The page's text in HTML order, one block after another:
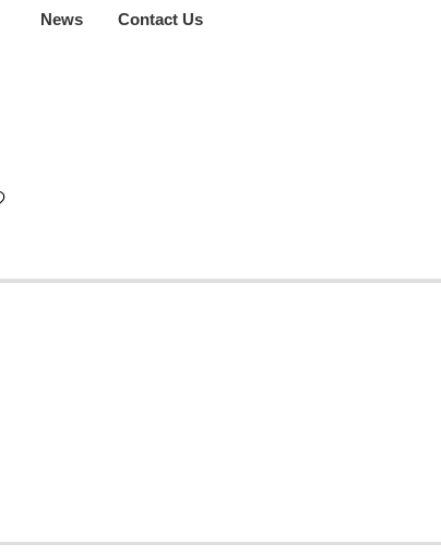
News Contact Us